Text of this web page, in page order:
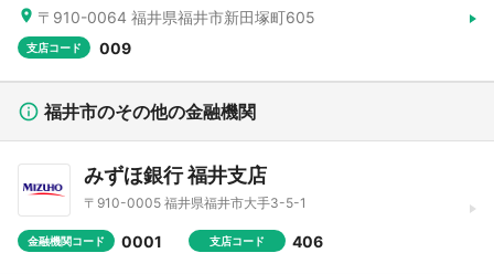
〒910-0064 福井県福井市新田塚町605
支店コード 009
福井市のその他の金融機関
みずほ銀行 福井支店
〒910-0005 福井県福井市大手3-5-1
金融機関コード 0001 支店コード 406